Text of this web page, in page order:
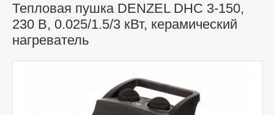
Тепловая пушка DENZEL DHC 3-150,
230 В, 0.025/1.5/3 кВт, керамический
нагреватель